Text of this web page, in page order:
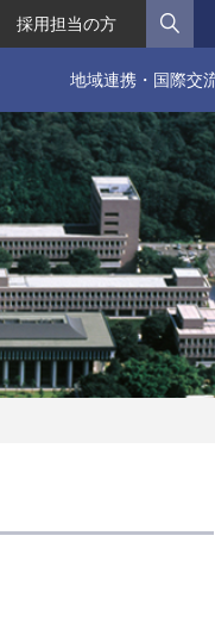
採用担当の方
地域連携・国際交